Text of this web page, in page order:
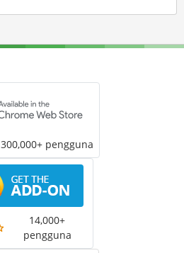
300,000+ pengguna
14,000+
pengguna